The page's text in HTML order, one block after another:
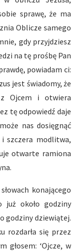
sprawę, że ma
Oblicze samego
gdy przyjdziesz
na tę prośbę Pan
powiadam ci:
jest świadomy, że
Ojcem i otwiera
tę odpowiedź daje
nas dosięgnąć
szczera modlitwa,
otwarte ramiona
konającego
już około godziny
godziny dziewiątej.
rozdarła się przez
głosem: ‘Ojcze, w